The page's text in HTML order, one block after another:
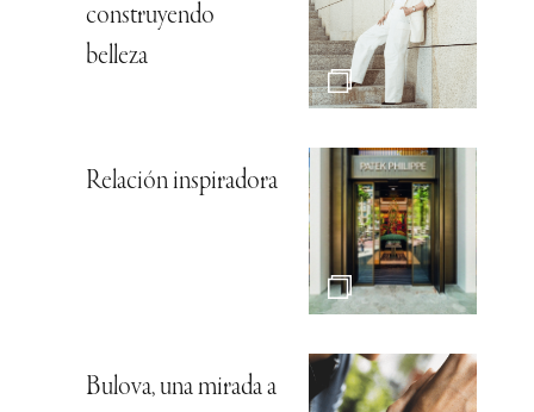
construyendo
belleza
Relación inspiradora
Bulova, una mirada a